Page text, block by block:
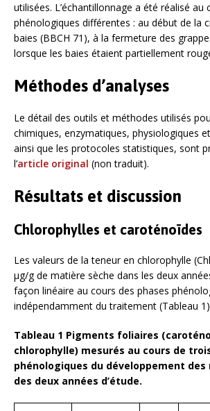
utilisées. L’échantillonnage a été réalisé au
phénologiques différentes : au début de la
baies (BBCH 71), à la fermeture des
lorsque les baies étaient partiellement
Méthodes d’analyses
Le détail des outils et méthodes utilisés
chimiques, enzymatiques, physiologiques
ainsi que les protocoles statistiques, sont
l’article original (non traduit).
Résultats et discussion
Chlorophylles et caroténoïdes
Les valeurs de la teneur en chlorophylle
μg/g de matière sèche dans les deux
façon linéaire au cours des phases
indépendamment du traitement (Tableau
Tableau 1 Pigments foliaires
chlorophylle) mesurés au cours de
phénologiques du développement des
des deux années d’étude.